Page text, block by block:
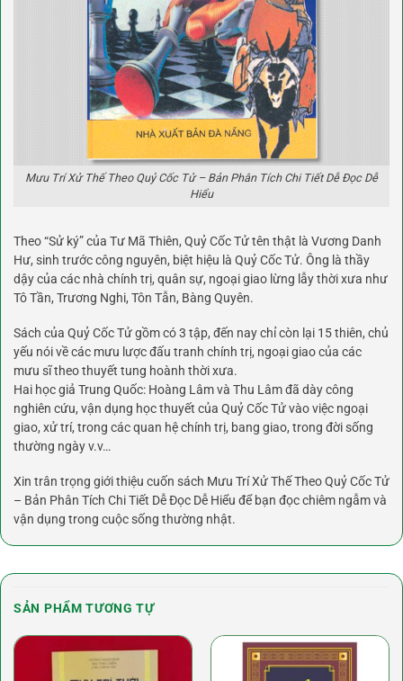
Mưu Trí Xử Thế Theo Quỷ Cốc Tử – Bản Phân Tích Chi Tiết Dễ Đọc Dễ
Hiểu
Theo “Sử ký” của Tư Mã Thiên, Quỷ Cốc Tử tên thật là Vương Danh
Hư, sinh trước công nguyên, biệt hiệu là Quỷ Cốc Tử. Ông là thầy
dậy của các nhà chính trị, quân sự, ngoại giao lừng lẫy thời xưa như
Tô Tần, Trương Nghi, Tôn Tẫn, Bàng Quyên.
Sách của Quỷ Cốc Tử gồm có 3 tập, đến nay chỉ còn lại 15 thiên, chủ
yếu nói về các mưu lược đấu tranh chính trị, ngoại giao của các
mưu sĩ theo thuyết tung hoành thời xưa.
Hai học giả Trung Quốc: Hoàng Lâm và Thu Lâm đã dày công
nghiên cứu, vận dụng học thuyết của Quỷ Cốc Tử vào việc ngoại
giao, xử trí, trong các quan hệ chính trị, bang giao, trong đời sống
thường ngày v.v…
Xin trân trọng giới thiệu cuốn sách Mưu Trí Xử Thế Theo Quỷ Cốc Tử
– Bản Phân Tích Chi Tiết Dễ Đọc Dễ Hiểu để bạn đọc chiêm ngẫm và
vận dụng trong cuộc sống thường nhật.
SẢN PHẨM TƯƠNG TỰ